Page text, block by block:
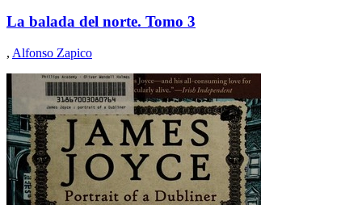
La balada del norte. Tomo 3
, Alfonso Zapico